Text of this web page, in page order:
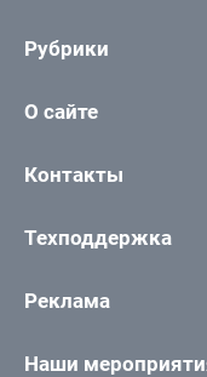
Рубрики
О сайте
Контакты
Техподдержка
Реклама
Наши